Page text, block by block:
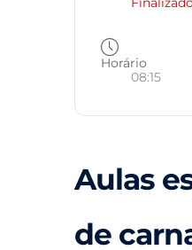
Horário
08:15
Aulas
de